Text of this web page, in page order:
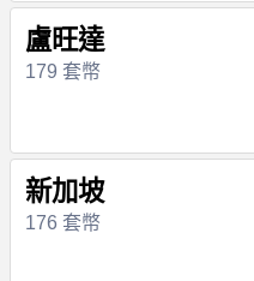
盧旺達
179 套幣
新加坡
176 套幣